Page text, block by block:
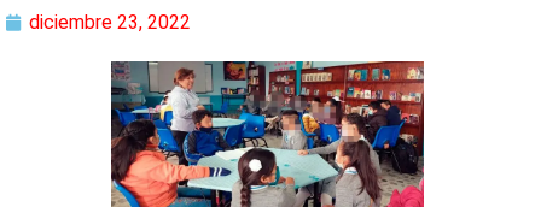
diciembre 23, 2022